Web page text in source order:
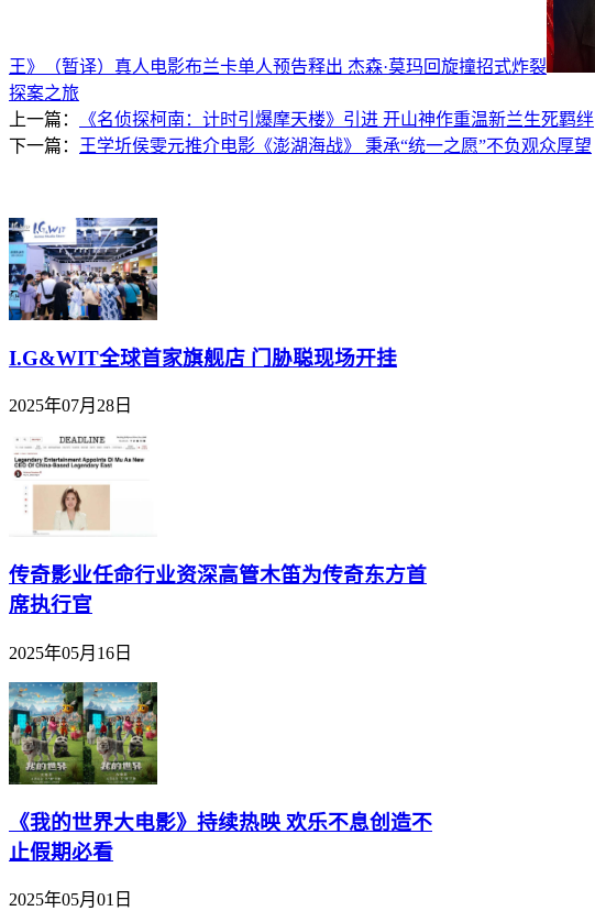
王》（暂译）真人电影布兰卡单人预告释出 杰森·莫玛回旋撞招式炸裂
探案之旅
上一篇：
《名侦探柯南：计时引爆摩天楼》引进 开山神作重温新兰生死羁绊
下一篇：
王学圻侯雯元推介电影《澎湖海战》 秉承“统一之愿”不负观众厚望
I.G&WIT全球首家旗舰店 门胁聪现场开挂
2025年07月28日
传奇影业任命行业资深高管木笛为传奇东方首
席执行官
2025年05月16日
《我的世界大电影》持续热映 欢乐不息创造不
止假期必看
2025年05月01日